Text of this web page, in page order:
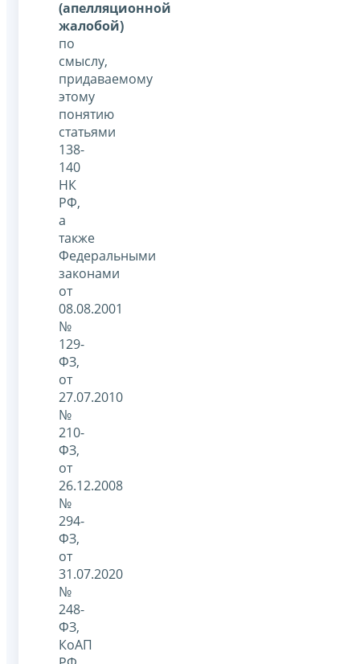
(апелляционной
жалобой)
по
смыслу,
придаваемому
этому
понятию
статьями
138-
140
НК
РФ,
а
также
Федеральными
законами
от
08.08.2001
№
129-
ФЗ,
от
27.07.2010
№
210-
ФЗ,
от
26.12.2008
№
294-
ФЗ,
от
31.07.2020
№
248-
ФЗ,
КоАП